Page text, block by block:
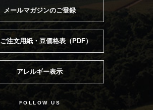
メールマガジンのご登録
注文用紙・豆価格表（PDF）
アレルギー表示
FOLLOW US